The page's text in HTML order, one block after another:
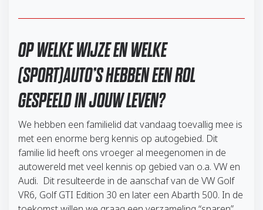
OP WELKE WIJZE EN WELKE
(SPORT)AUTO’S HEBBEN EEN ROL
GESPEELD IN JOUW LEVEN?
We hebben een familielid dat vandaag toevallig mee is
met een enorme berg kennis op autogebied. Dit
familie lid heeft ons vroeger al meegenomen in de
autowereld met veel kennis op gebied van o.a. VW en
Audi. Dit resulteerde in de aanschaf van de VW Golf
VR6, Golf GTI Edition 30 en later een Abarth 500. In de